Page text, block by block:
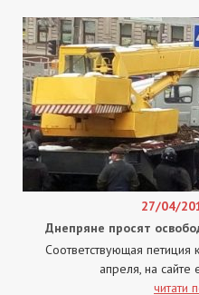
27/04/
Днепряне просят
Соответствующая петиция
апреля, на сайте
читати